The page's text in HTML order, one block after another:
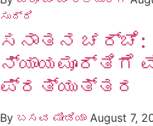
ಸುದ್ದಿ
ಸನಾತನ ಚರ್ಚೆ:
ನ್ಯಾಯಮೂರ್ತಿಗೆ
ಪ್ರತ್ಯುತ್ತರ
By ಬಸವ ಮೀಡಿಯಾ August 7,